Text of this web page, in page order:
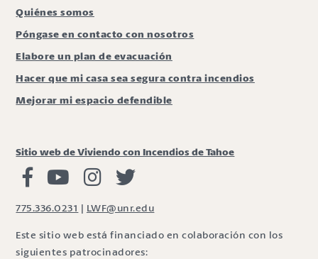
Quiénes somos
Póngase en contacto con nosotros
Elabore un plan de evacuación
Hacer que mi casa sea segura contra incendios
Mejorar mi espacio defendible
Sitio web de Viviendo con Incendios de Tahoe
Viviendo con Incendios Facebook
Vivir con fuego Youtube
Vivir con fuego Instagram
775.336.0231 | LWF@unr.edu
Este sitio web está financiado en colaboración con los
siguientes patrocinadores: